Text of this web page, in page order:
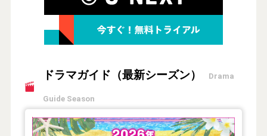
ドラマガイド（最新シーズン） Drama
Guide Season
【2026年夏】TVドラマガイド